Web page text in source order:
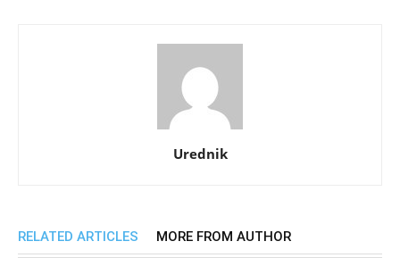
Urednik
RELATED ARTICLES MORE FROM AUTHOR